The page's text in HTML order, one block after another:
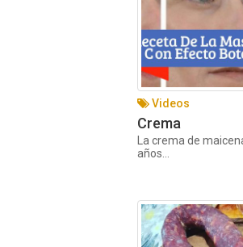
Videos
Crema
La crema de
años...